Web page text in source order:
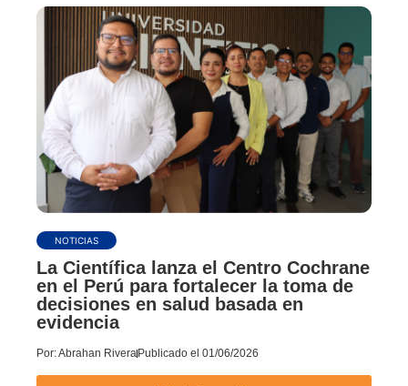
NOTICIAS
La Científica lanza el Centro Cochrane
en el Perú para fortalecer la toma de
decisiones en salud basada en
evidencia
Por:Abrahan Rivera Publicado el 01/06/2026